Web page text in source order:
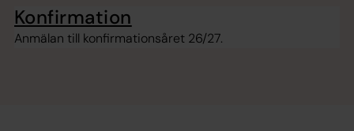
Konfirmation
Anmälan till konfirmationsåret 26/27.